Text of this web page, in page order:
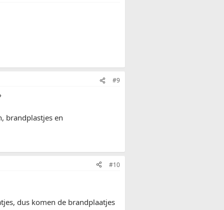
#9
brandplastjes en
#10
dus komen de brandplaatjes